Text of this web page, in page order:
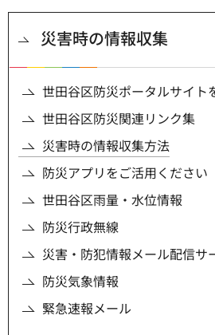
災害時の情報収集
世田谷区防災ポータルサイト
世田谷区防災関連リンク集
災害時の情報収集方法
防災アプリをご活用ください
世田谷区雨量・水位情報
防災行政無線
災害・防犯情報メール配信サ
防災気象情報
緊急速報メール